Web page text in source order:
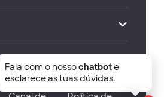
Lisbon School of Economics
2026
Fala com o nossochatbote
esclarece as tuas dúvidas.